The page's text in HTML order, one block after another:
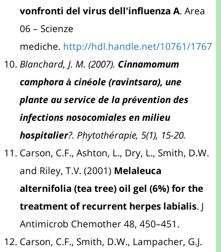
vonfronti del virus dell'influenza A . Area
06 – Scienze
mediche.http://hdl.handle.net/10761/1767
Blanchard, J. M. (2007).Cinnamomum
camphora à cinéole (ravintsara), une
plante au service de la prévention des
infections nosocomiales en milieu
hospitalier?. Phytothérapie, 5(1), 15-20.
Carson, C.F., Ashton, L., Dry, L., Smith, D.W.
and Riley, T.V. (2001)Melaleuca
alternifolia (tea tree) oil gel (6%) for the
treatment of recurrent herpes labialis . J
Antimicrob Chemother 48, 450–451.
Carson, C.F., Smith, D.W., Lampacher, G.J.